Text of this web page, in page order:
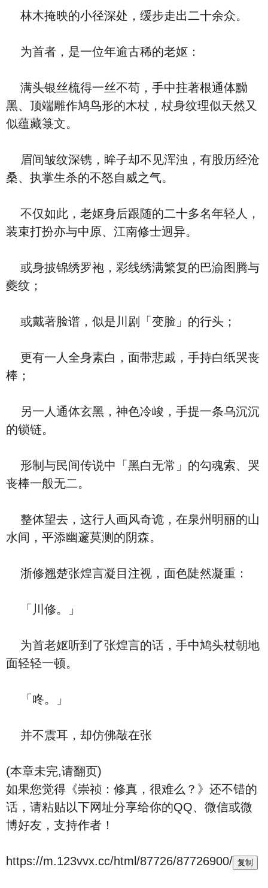
林木掩映的小径深处，缓步走出二十余众。
为首者，是一位年逾古稀的老妪：
满头银丝梳得一丝不苟，手中拄著根通体黝
黑、顶端雕作鸠鸟形的木杖，杖身纹理似天然又
似蕴藏箓文。
眉间皱纹深镌，眸子却不见浑浊，有股历经沧
桑、执掌生杀的不怒自威之气。
不仅如此，老妪身后跟随的二十多名年轻人，
装束打扮亦与中原、江南修士迥异。
或身披锦绣罗袍，彩线绣满繁复的巴渝图腾与
夔纹；
或戴著脸谱，似是川剧「变脸」的行头；
更有一人全身素白，面带悲戚，手持白纸哭丧
棒；
另一人通体玄黑，神色冷峻，手提一条乌沉沉
的锁链。
形制与民间传说中「黑白无常」的勾魂索、哭
丧棒一般无二。
整体望去，这行人画风奇诡，在泉州明丽的山
水间，平添幽邃莫测的阴森。
浙修翘楚张煌言凝目注视，面色陡然凝重：
「川修。」
为首老妪听到了张煌言的话，手中鸠头杖朝地
面轻轻一顿。
「咚。」
并不震耳，却仿佛敲在张
(本章未完,请翻页)
如果您觉得《崇祯：修真，很难么？》还不错的
话，请粘贴以下网址分享给你的QQ、微信或微
博好友，支持作者！
https://m.123vvx.cc/html/87726/87726900/ 复制